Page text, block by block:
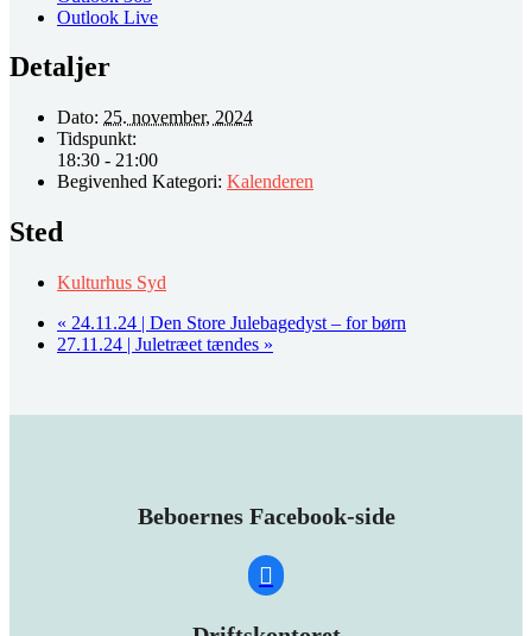
Outlook Live
Detaljer
Dato: 25. november, 2024
Tidspunkt:
18:30 - 21:00
Begivenhed Kategori: Kalenderen
Sted
Kulturhus Syd
« 24.11.24 | Den Store Julebagedyst – for børn
27.11.24 | Juletræet tændes »
Beboernes Facebook-side